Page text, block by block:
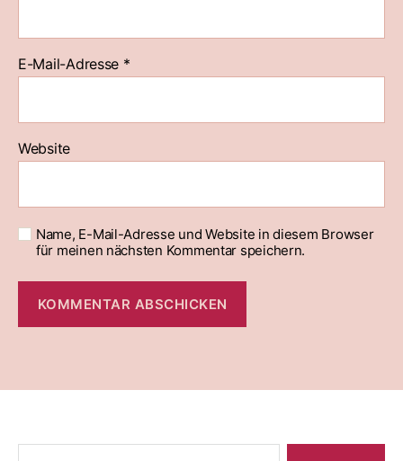
E-Mail-Adresse *
Website
Name, E-Mail-Adresse und Website in diesem Browser
für meinen nächsten Kommentar speichern.